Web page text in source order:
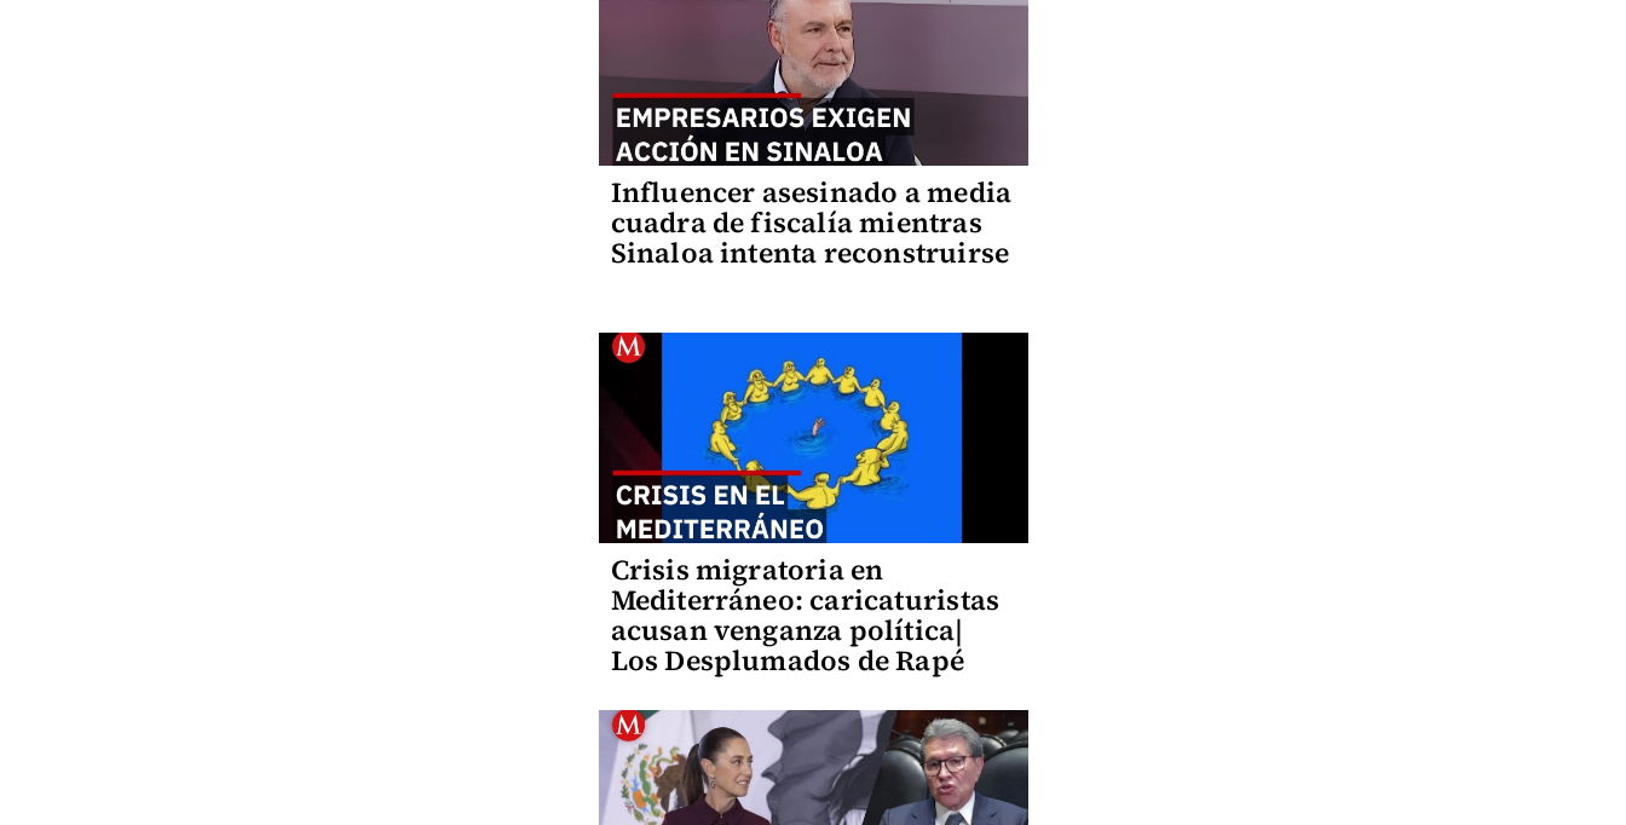
Influencer asesinado a media
cuadra de fiscalía mientras
Sinaloa intenta reconstruirse
Crisis migratoria en
Mediterráneo: caricaturistas
acusan venganza política|
Los Desplumados de Rapé